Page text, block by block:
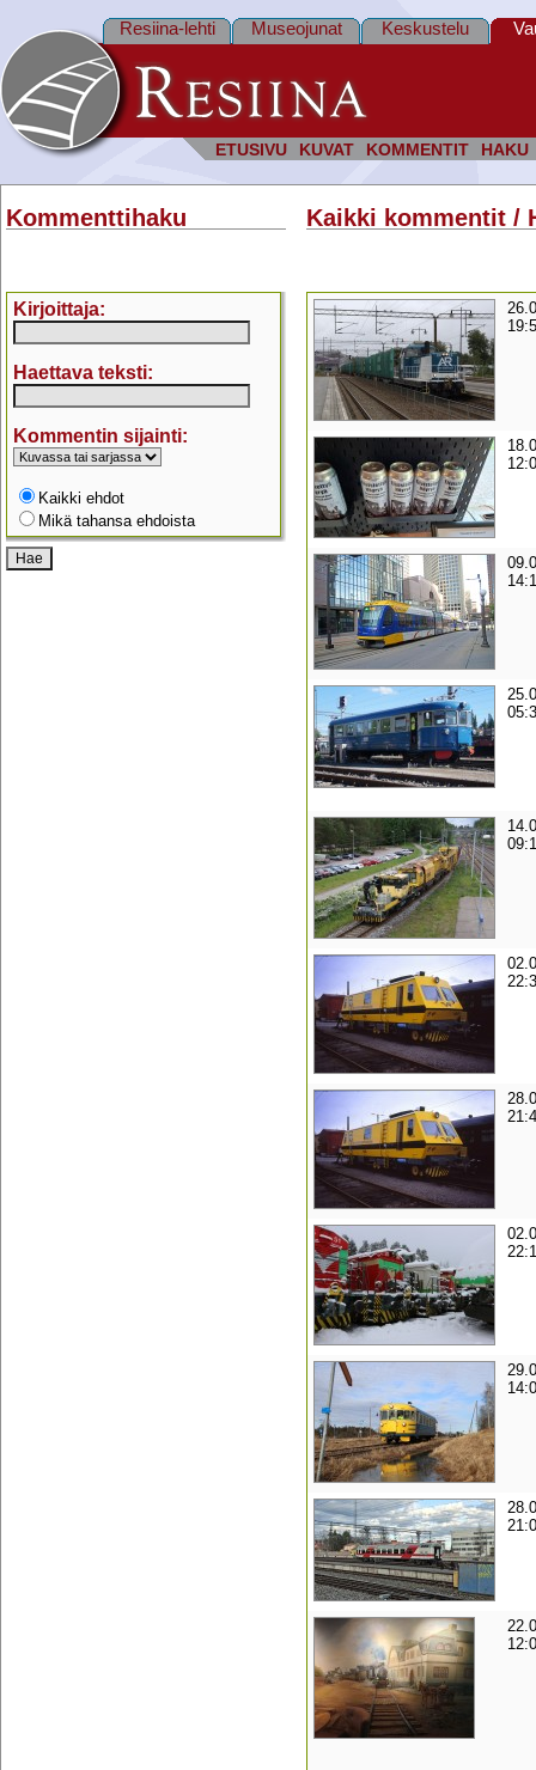
ETUSIVU KUVAT KOMMENTIT HAKU
Resiina-lehti Museojunat Keskustelu
Kommenttihaku
Kirjoittaja:
Haettava teksti:
Kommentin sijainti:
Kaikki ehdot
Mikä tahansa ehdoista
Kaikki kommentit /